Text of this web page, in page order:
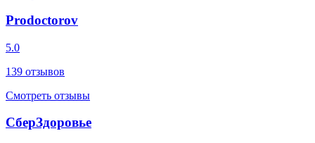
Prodoctorov
5.0
139 отзывов
Смотреть отзывы
СберЗдоровье